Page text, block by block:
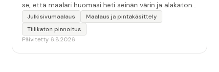
se, että maalari huomasi heti seinän värin ja alakaton
värin erot mitä en huomannut. Hyvä toki että siinä
kohtaa huomattu mutta toki optimaalisessa
tilanteessa myyjä olisi jo kiinnittänyt tähän huomiota.
Julkisivumaalaus
Maalaus ja pintakäsittely
Tiilikaton pinnoitus
Päivitetty 6.8.2026